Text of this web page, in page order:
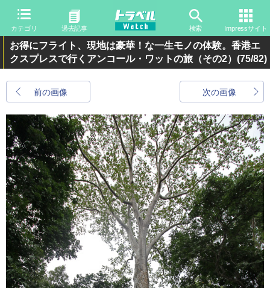
カテゴリ 過去記事 検索 Impressサイト
お得にフライト、現地は豪華！な一生モノの体験。香港エ
クスプレスで行くアンコール・ワットの旅（その2） (75/82)
前の画像 次の画像